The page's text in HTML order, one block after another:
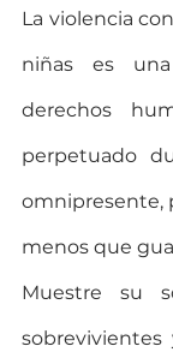
La violencia
niñas es
derechos
perpetuado
omnipresente,
menos que
Muestre su